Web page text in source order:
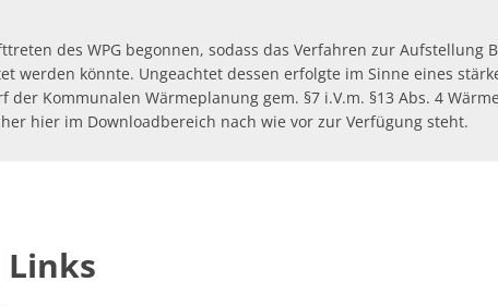
des WPG begonnen, sodass das Verfahren zur Aufstellung
werden könnte. Ungeachtet dessen erfolgte im Sinne eines
Kommunalen Wärmeplanung gem. §7 i.V.m. §13 Abs. 4
hier im Downloadbereich nach wie vor zur Verfügung steht.
Links